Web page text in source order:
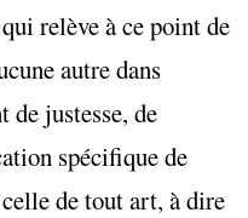
relève à ce point de
autre dans
de justesse, de
spécifique de
de tout art, à dire